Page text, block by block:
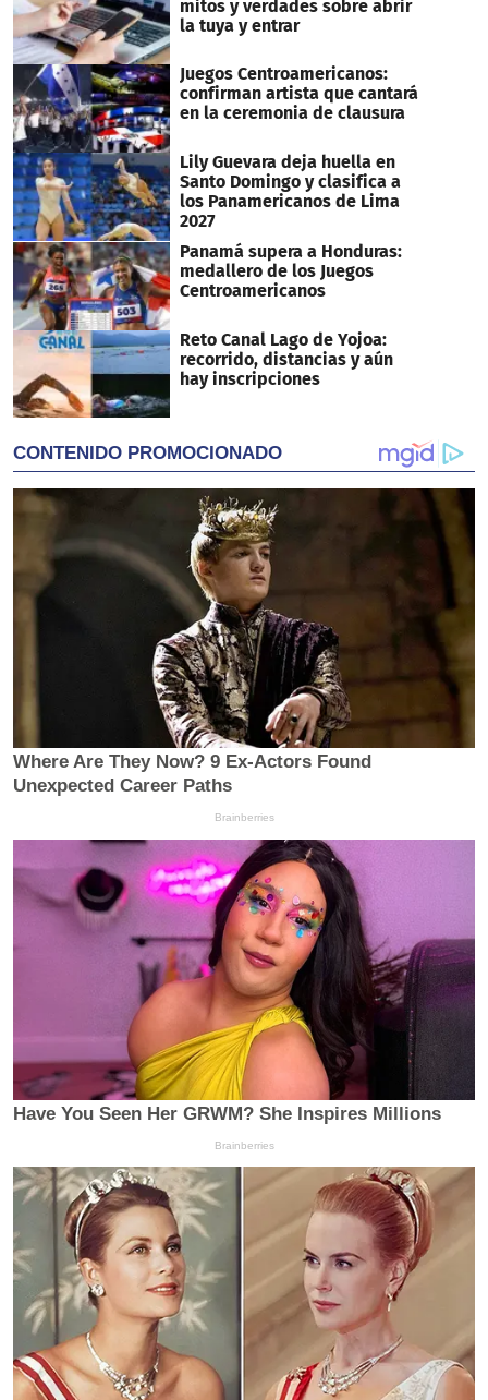
mitos y verdades sobre abrir
la tuya y entrar
Juegos Centroamericanos:
confirman artista que cantará
en la ceremonia de clausura
Lily Guevara deja huella en
Santo Domingo y clasifica a
los Panamericanos de Lima
2027
Panamá supera a Honduras:
medallero de los Juegos
Centroamericanos
Reto Canal Lago de Yojoa:
recorrido, distancias y aún
hay inscripciones